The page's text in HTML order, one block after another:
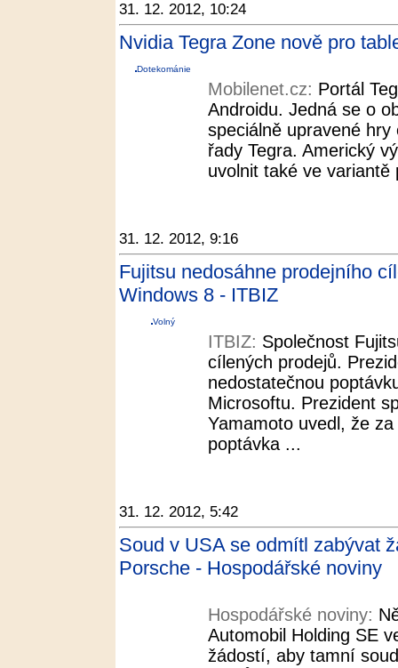
31. 12. 2012, 10:24
Nvidia Tegra Zone nově pro
Dotekománie
Mobilenet.cz: Portál
Androidu. Jedná se o
speciálně upravené
řady Tegra. Americký
uvolnit také ve
31. 12. 2012, 9:16
Fujitsu nedosáhne prodejního
Windows 8 - ITBIZ
Volný
ITBIZ: Společnost
cílených prodejů.
nedostatečnou
Microsoftu. Prezident
Yamamoto uvedl, že
poptávka ...
31. 12. 2012, 5:42
Soud v USA se odmítl zabývat
Porsche - Hospodářské noviny
Hospodářské noviny:
Automobil Holding SE
žádostí, aby tamní